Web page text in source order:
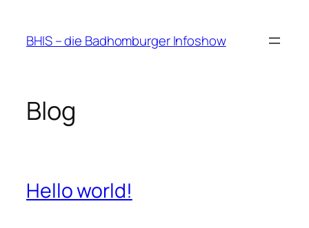
springen
BHIS – die Badhomburger Infoshow
Blog
Hello world!